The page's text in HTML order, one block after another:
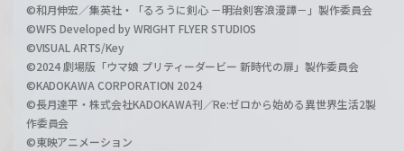
©和月伸宏／集英社・「るろうに剣心 －明治剣客浪漫譚－」製作委員会
©WFS Developed by WRIGHT FLYER STUDIOS
©VISUAL ARTS/Key
©2024 劇場版「ウマ娘 プリティーダービー 新時代の扉」製作委員会
©KADOKAWA CORPORATION 2024
©長月達平・株式会社KADOKAWA刊／Re:ゼロから始める異世界生活2製
作委員会
©東映アニメーション